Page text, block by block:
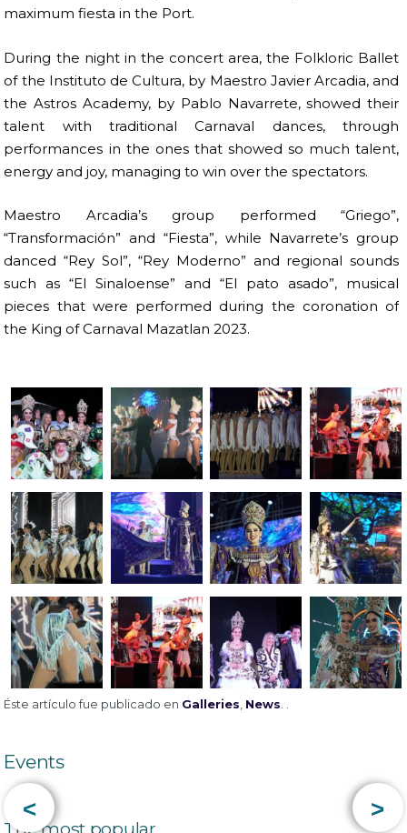
maximum fiesta in the Port.
During the night in the concert area, the Folkloric Ballet
of the Instituto de Cultura, by Maestro Javier Arcadia, and
the Astros Academy, by Pablo Navarrete, showed their
talent with traditional Carnaval dances, through
performances in the ones that showed so much talent,
energy and joy, managing to win over the spectators.
Maestro Arcadia’s group performed “Griego”,
“Transformación” and “Fiesta”, while Navarrete’s group
danced “Rey Sol”, “Rey Moderno” and regional sounds
such as “El Sinaloense” and “El pato asado”, musical
pieces that were performed during the coronation of
the King of Carnaval Mazatlan 2023.
Éste artículo fue publicado en Galleries, News. .
Events
< >